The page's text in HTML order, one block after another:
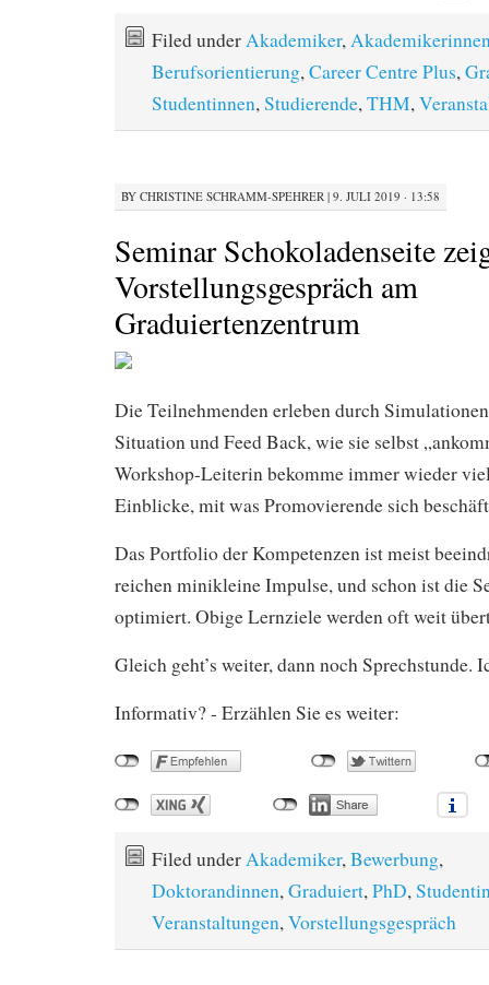
Filed underAkademiker,
Berufsorientierung,Career Centre Plus,
Studentinnen,Studierende,THM,
BY CHRISTINE SCHRAMM-SPEHRER | 9. JULI 2019 · 13:58
Seminar Schokoladenseite
Vorstellungsgespräch am
Graduiertenzentrum
Die Teilnehmenden erleben durch
Situation und Feed Back, wie sie selbst
Workshop-Leiterin bekomme immer wieder
Einblicke, mit was Promovierende sich
Das Portfolio der Kompetenzen ist meist
reichen minikleine Impulse, und schon ist die
optimiert. Obige Lernziele werden oft weit
Gleich geht’s weiter, dann noch Sprechstunde.
Informativ? - Erzählen Sie es weiter:
Filed underAkademiker,Bewerbung,
Doktorandinnen,Graduiert,PhD,
Veranstaltungen,Vorstellungsgespräch